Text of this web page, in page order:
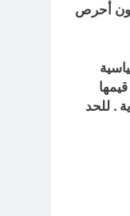
أحرص
. للحد